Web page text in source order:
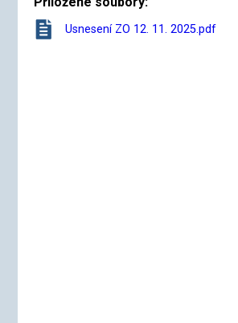
Usnesení ZO 12. 11. 2025.pdf